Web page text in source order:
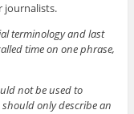
journalists.
terminology and last
time on one phrase,
not be used to
should only describe an